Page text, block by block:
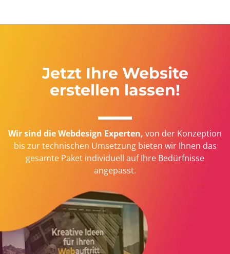
Jetzt Ihre Website
erstellen lassen!
Wir sind die Webdesign Experten, von der Konzeption
bis zur technischen Umsetzung bieten wir Ihnen das
gesamte Paket individuell auf Ihre Bedürfnisse
angepasst.